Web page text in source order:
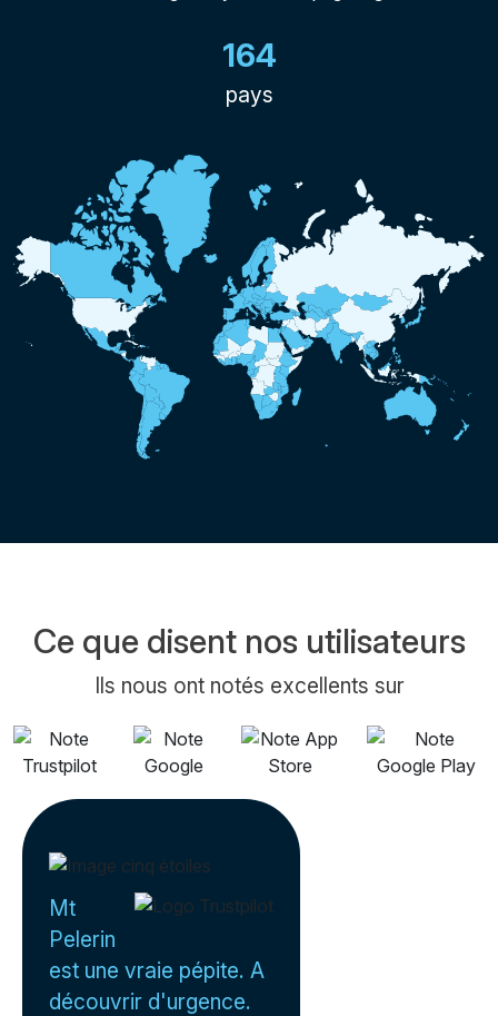
164
pays
Ce que disent nos utilisateurs
Ils nous ont notés excellents sur
Mt
Pelerin
est une vraie pépite. A
découvrir d'urgence.